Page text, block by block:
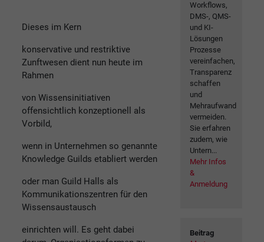
Dieses im Kern
konservative und restriktive
Zunftwesen dient nun heute im
Rahmen
von Wissensinitiativen
offensichtlich konzeptionell als
Vorbild,
wenn in Unternehmen so genannte
Knowledge Guilds etabliert werden
oder man Guild Halls als
Kommunikationszentren für den
Wissensaustausch
einrichten will. Es geht dabei
Workflows,
DMS-, QMS-
und KI-
Lösungen
Prozesse
vereinfachen,
Transparenz
schaffen
und
Mehraufwand
vermeiden.
Sie erfahren
zudem, wie
Untern...
Mehr Infos
&
Anmeldung
Beitrag